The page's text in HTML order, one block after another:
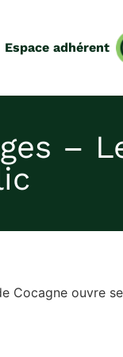
Espace adhérent
–
Cocagne ouvre